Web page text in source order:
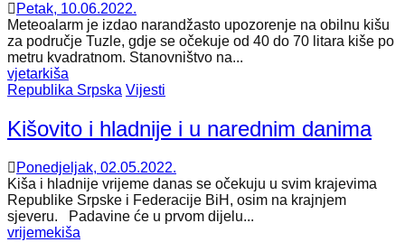
Petak, 10.06.2022.
Meteoalarm je izdao narandžasto upozorenje na obilnu kišu
za područje Tuzle, gdje se očekuje od 40 do 70 litara kiše po
metru kvadratnom. Stanovništvo na...
vjetarkiša
Republika Srpska Vijesti
Kišovito i hladnije i u narednim danima
Ponedjeljak, 02.05.2022.
Kiša i hladnije vrijeme danas se očekuju u svim krajevima
Republike Srpske i Federacije BiH, osim na krajnjem
sjeveru. Padavine će u prvom dijelu...
vrijemekiša